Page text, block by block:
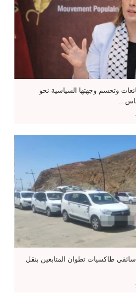
وتحسم وجهتها السياسية نحو
طاكسيات تطوان المتابعين بنقل